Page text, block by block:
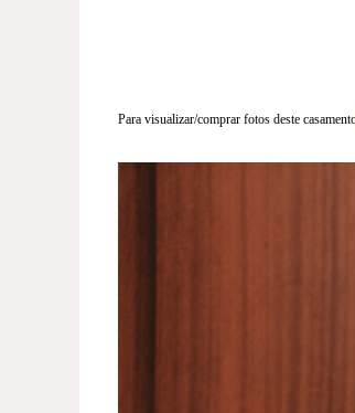
Para visualizar/comprar fotos deste